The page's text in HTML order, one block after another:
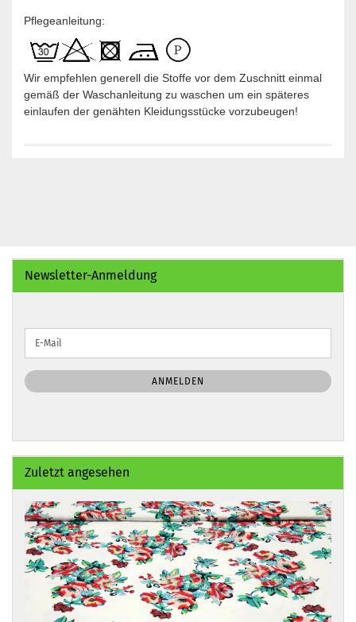
Pflegeanleitung:
Wir empfehlen generell die Stoffe vor dem Zuschnitt einmal
gemäß der Waschanleitung zu waschen um ein späteres
einlaufen der genähten Kleidungsstücke vorzubeugen!
Newsletter-Anmeldung
ZUR
NEWSLETTER-
ANMELDUNG
E-
Mail
ANMELDEN
Zuletzt angesehen